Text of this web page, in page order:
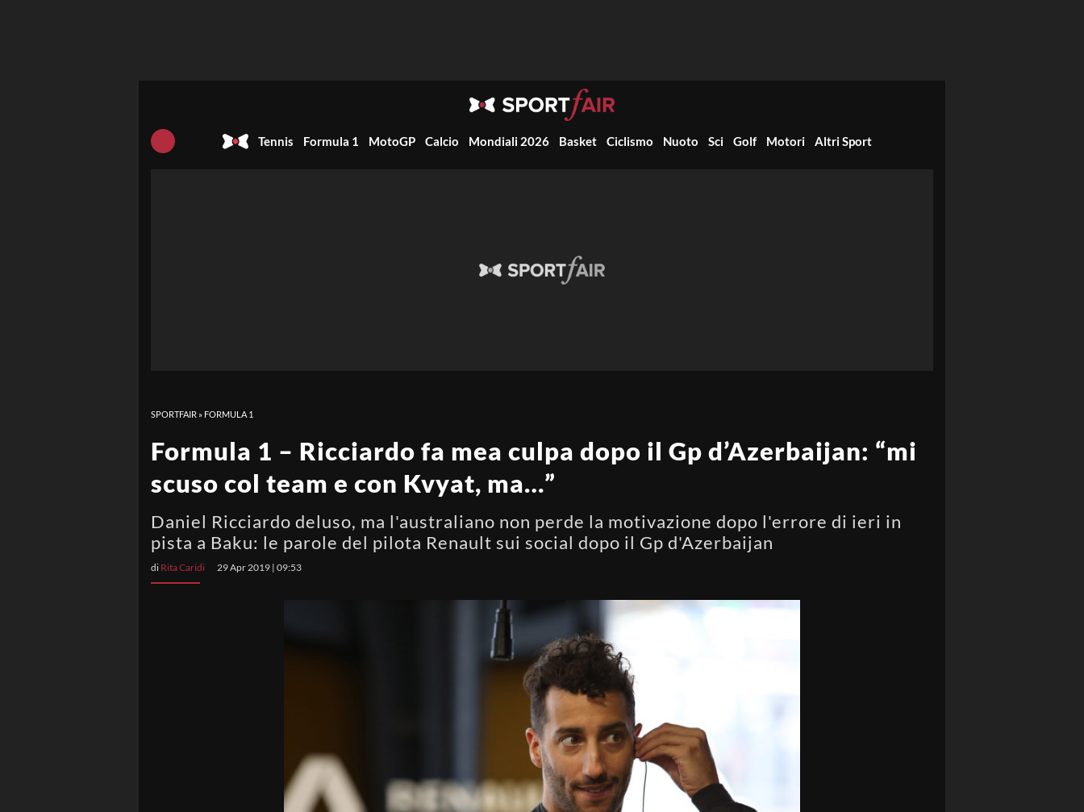
Tennis Formula 1 MotoGP Calcio Mondiali 2026 Basket Ciclismo Nuoto Sci Golf Motori Altri Sport
SPORTFAIR » FORMULA 1
Formula 1 – Ricciardo fa mea culpa dopo il Gp d’Azerbaijan: “mi
scuso col team e con Kvyat, ma…”
Daniel Ricciardo deluso, ma l'australiano non perde la motivazione dopo l'errore di ieri in
pista a Baku: le parole del pilota Renault sui social dopo il Gp d'Azerbaijan
di Rita Caridi 29 Apr 2019 | 09:53